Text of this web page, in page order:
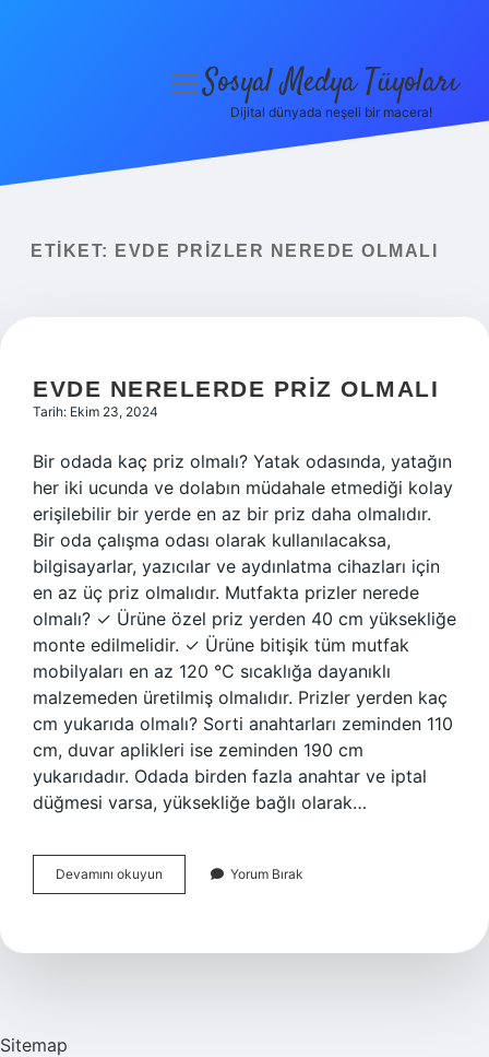
Yasal Uyarı
menüyüSosyal Medya Tüyoları
Dijital dünyada neşeli bir macera!
ETIKET: EVDE PRIZLER NEREDE OLMALI
EVDE NERELERDE PRIZ OLMALI
Tarih: Ekim 23, 2024
Bir odada kaç priz olmalı? Yatak odasında, yatağın
her iki ucunda ve dolabın müdahale etmediği kolay
erişilebilir bir yerde en az bir priz daha olmalıdır.
Bir oda çalışma odası olarak kullanılacaksa,
bilgisayarlar, yazıcılar ve aydınlatma cihazları için
en az üç priz olmalıdır. Mutfakta prizler nerede
olmalı? ✓ Ürüne özel priz yerden 40 cm yüksekliğe
monte edilmelidir. ✓ Ürüne bitişik tüm mutfak
mobilyaları en az 120 °C sıcaklığa dayanıklı
malzemeden üretilmiş olmalıdır. Prizler yerden kaç
cm yukarıda olmalı? Sorti anahtarları zeminden 110
cm, duvar aplikleri ise zeminden 190 cm
yukarıdadır. Odada birden fazla anahtar ve iptal
düğmesi varsa, yüksekliğe bağlı olarak…
Devamını okuyun
Nerelerde
Yorum Bırak
Sitemap